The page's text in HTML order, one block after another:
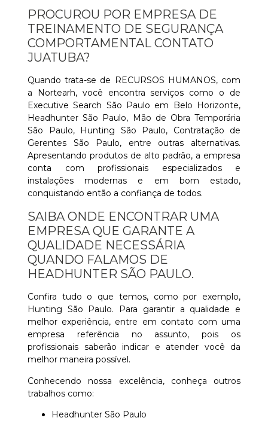
PROCUROU POR EMPRESA DE
TREINAMENTO DE SEGURANÇA
COMPORTAMENTAL CONTATO
JUATUBA?
Quando trata-se de RECURSOS HUMANOS, com
a Nortearh, você encontra serviços como o de
Executive Search São Paulo em Belo Horizonte,
Headhunter São Paulo, Mão de Obra Temporária
São Paulo, Hunting São Paulo, Contratação de
Gerentes São Paulo, entre outras alternativas.
Apresentando produtos de alto padrão, a empresa
conta com profissionais especializados e
instalações modernas e em bom estado,
conquistando então a confiança de todos.
SAIBA ONDE ENCONTRAR UMA
EMPRESA QUE GARANTE A
QUALIDADE NECESSÁRIA
QUANDO FALAMOS DE
HEADHUNTER SÃO PAULO.
Confira tudo o que temos, como por exemplo,
Hunting São Paulo. Para garantir a qualidade e
melhor experiência, entre em contato com uma
empresa referência no assunto, pois os
profissionais saberão indicar e atender você da
melhor maneira possível.
Conhecendo nossa excelência, conheça outros
trabalhos como:
Headhunter São Paulo